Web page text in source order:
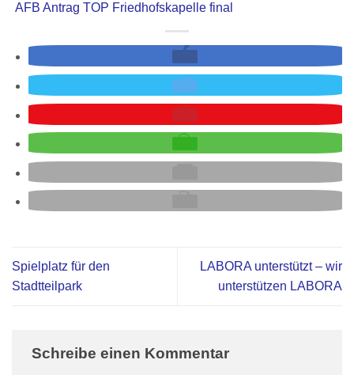
AFB Antrag TOP Friedhofskapelle final
Spielplatz für den
Stadtteilpark
LABORA unterstützt – wir
unterstützen LABORA
Schreibe einen Kommentar